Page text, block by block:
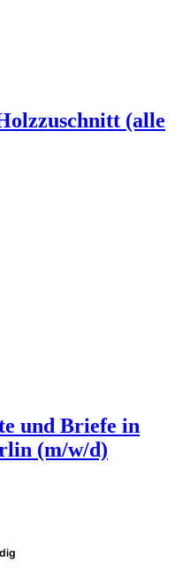
(alle
und Briefe in
(m/w/d)